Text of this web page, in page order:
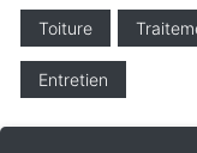
Toiture
Entretien